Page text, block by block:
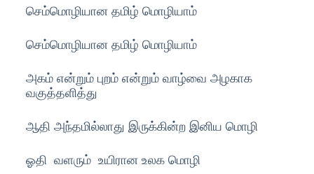
செம்மொழியான தமிழ் மொழியாம்
செம்மொழியான தமிழ் மொழியாம்
அகம் என்றும் புறம் என்றும் வாழ்வை அழகாக
வகுத்தளித்து
ஆதி அந்தமில்லாது இருக்கின்ற இனிய மொழி
ஓதி வளரும் உயிரான உலக மொழி